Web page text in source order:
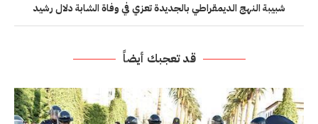
شبيبة النهج الديمقراطي بالجديدة تعزي في وفاة الشابة دلال رشيد
قد تعجبك أيضاً